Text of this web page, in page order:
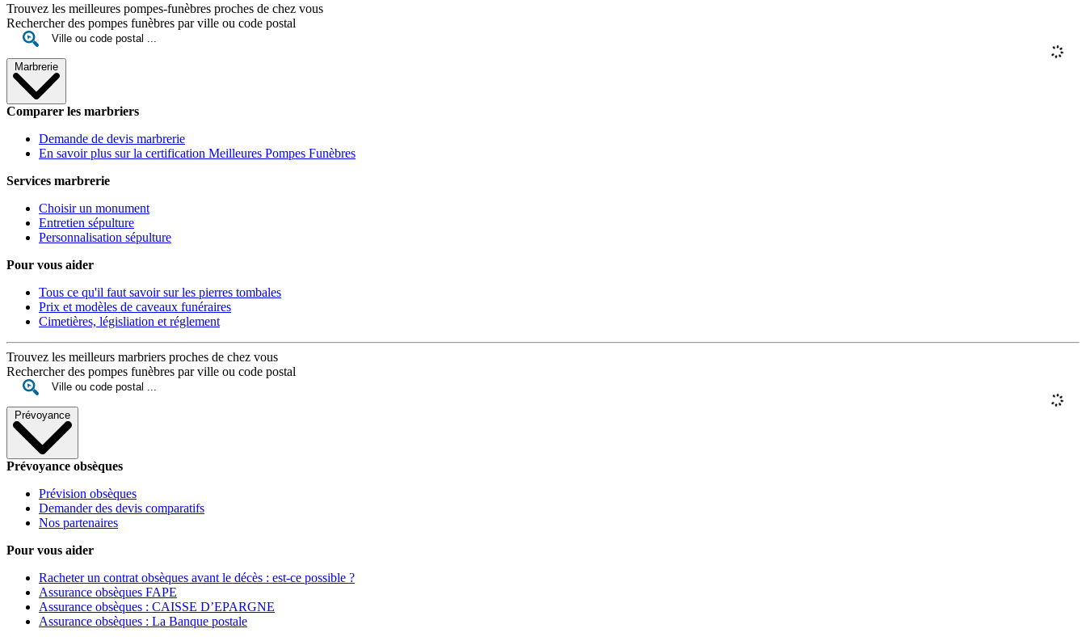
Trouvez les meilleures pompes-funèbres proches de chez vous
Rechercher des pompes funèbres par ville ou code postal
Marbrerie
Comparer les marbriers
Demande de devis marbrerie
En savoir plus sur la certification Meilleures Pompes Funèbres
Services marbrerie
Choisir un monument
Entretien sépulture
Personnalisation sépulture
Pour vous aider
Tous ce qu'il faut savoir sur les pierres tombales
Prix et modèles de caveaux funéraires
Cimetières, législiation et réglement
Trouvez les meilleurs marbriers proches de chez vous
Rechercher des pompes funèbres par ville ou code postal
Prévoyance
Prévoyance obsèques
Prévision obsèques
Demander des devis comparatifs
Nos partenaires
Pour vous aider
Racheter un contrat obsèques avant le décès : est-ce possible ?
Assurance obsèques FAPE
Assurance obsèques : CAISSE D’EPARGNE
Assurance obsèques : La Banque postale